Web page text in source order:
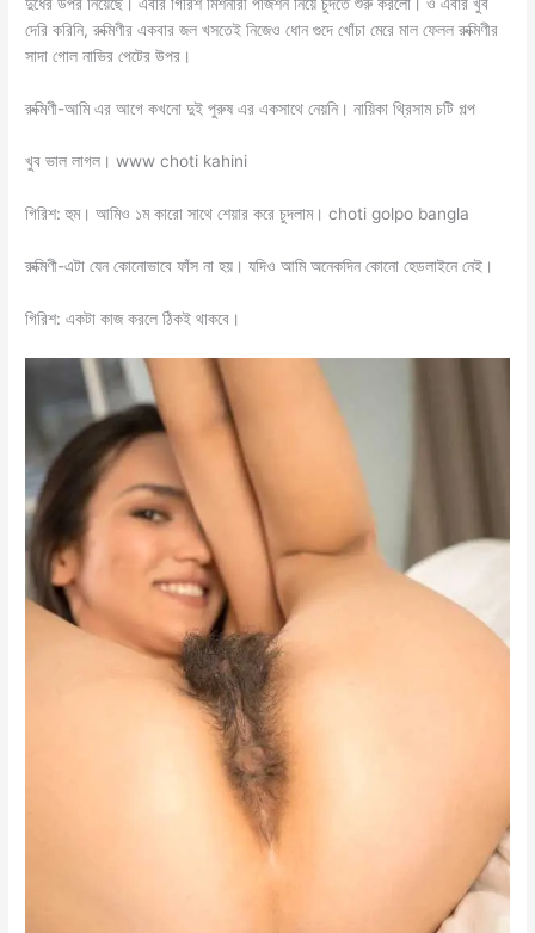
দুধের উপর নিয়েছে। এবার গিরিশ মিশনারী পজিশন নিয়ে চুদতে শুরু করলো। ও এবার খুব
দেরি করিনি, রুক্মিণীর একবার জল খসতেই নিজেও ধোন গুদে খোঁচা মেরে মাল ফেলল রুক্মিণীর
সাদা গোল নাভির পেটের উপর।
রুক্মিণী-আমি এর আগে কখনো দুই পুরুষ এর একসাথে নেয়নি। নায়িকা থ্রিসাম চটি গল্প
খুব ভাল লাগল। www choti kahini
গিরিশ: হুম। আমিও ১ম কারো সাথে শেয়ার করে চুদলাম। choti golpo bangla
রুক্মিণী-এটা যেন কোনোভাবে ফাঁস না হয়। যদিও আমি অনেকদিন কোনো হেডলাইনে নেই।
গিরিশ: একটা কাজ করলে ঠিকই থাকবে।